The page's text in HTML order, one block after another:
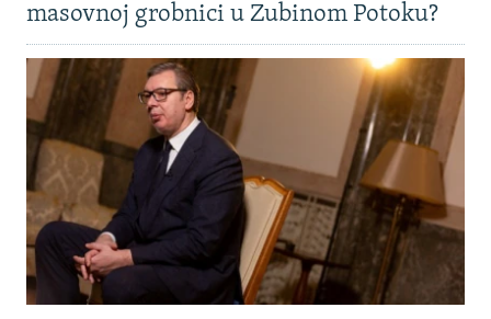
masovnoj grobnici u Zubinom Potoku?